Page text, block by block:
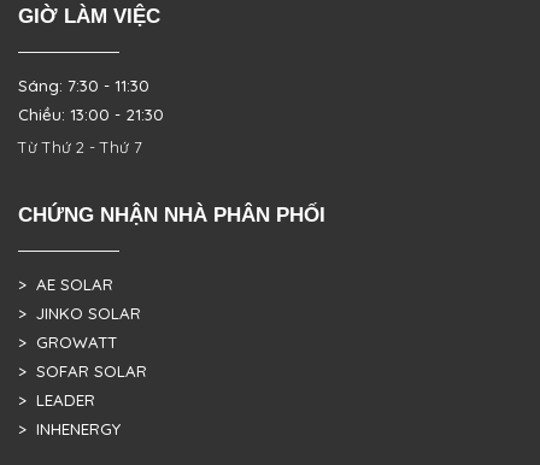
GIỜ LÀM VIỆC
Sáng: 7:30 - 11:30
Chiều: 13:00 - 21:30
Từ Thứ 2 - Thứ 7
CHỨNG NHẬN NHÀ PHÂN PHỐI
> AE SOLAR
> JINKO SOLAR
> GROWATT
> SOFAR SOLAR
> LEADER
> INHENERGY